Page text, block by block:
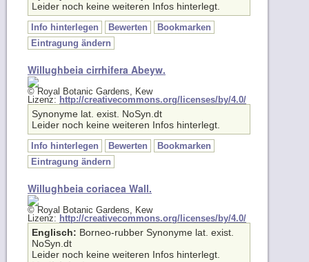
Info hinterlegen Bewerten
Bookmarken
Eintragung ändern
© Royal Botanic Gardens, Kew
Lizenz: http://creativecommons.org/licenses/by/4.0/
Synonyme lat. exist. NoSyn.dt
Leider noch keine weiteren Infos hinterlegt.
Info hinterlegen Bewerten
Bookmarken
Eintragung ändern
© Royal Botanic Gardens, Kew
Lizenz: http://creativecommons.org/licenses/by/4.0/
Englisch:Borneo-rubber Synonyme lat. exist.
NoSyn.dt
Leider noch keine weiteren Infos hinterlegt.
Medizinisch